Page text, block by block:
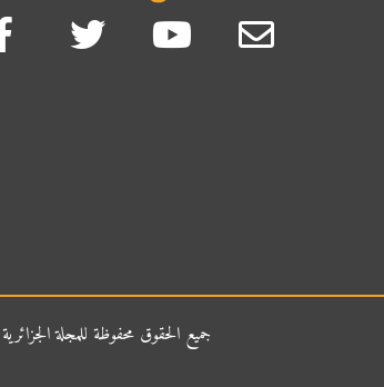
جميع الحقوق محفوظة للمجلة الجزائرية